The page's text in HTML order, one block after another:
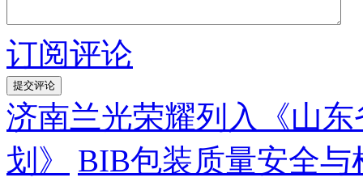
订阅评论
济南兰光荣耀列入《山
划》
BIB包装质量安全与